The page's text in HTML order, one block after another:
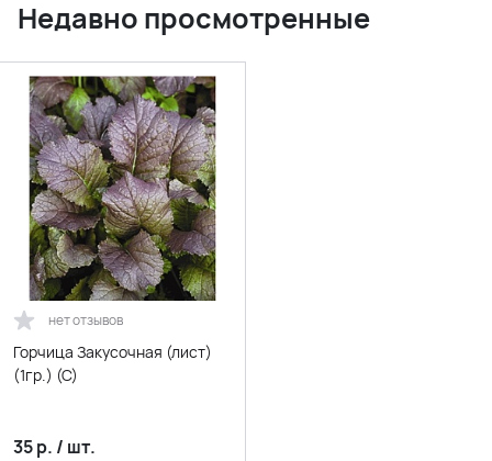
Недавно просмотренные
нет отзывов
Горчица Закусочная (лист)
(1гр.) (С)
35р. / шт.